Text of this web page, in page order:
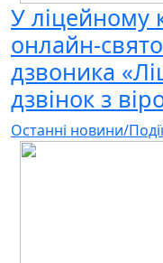
У ліцейному
онлайн-
дзвоника
дзвінок з
Останні новини/Події